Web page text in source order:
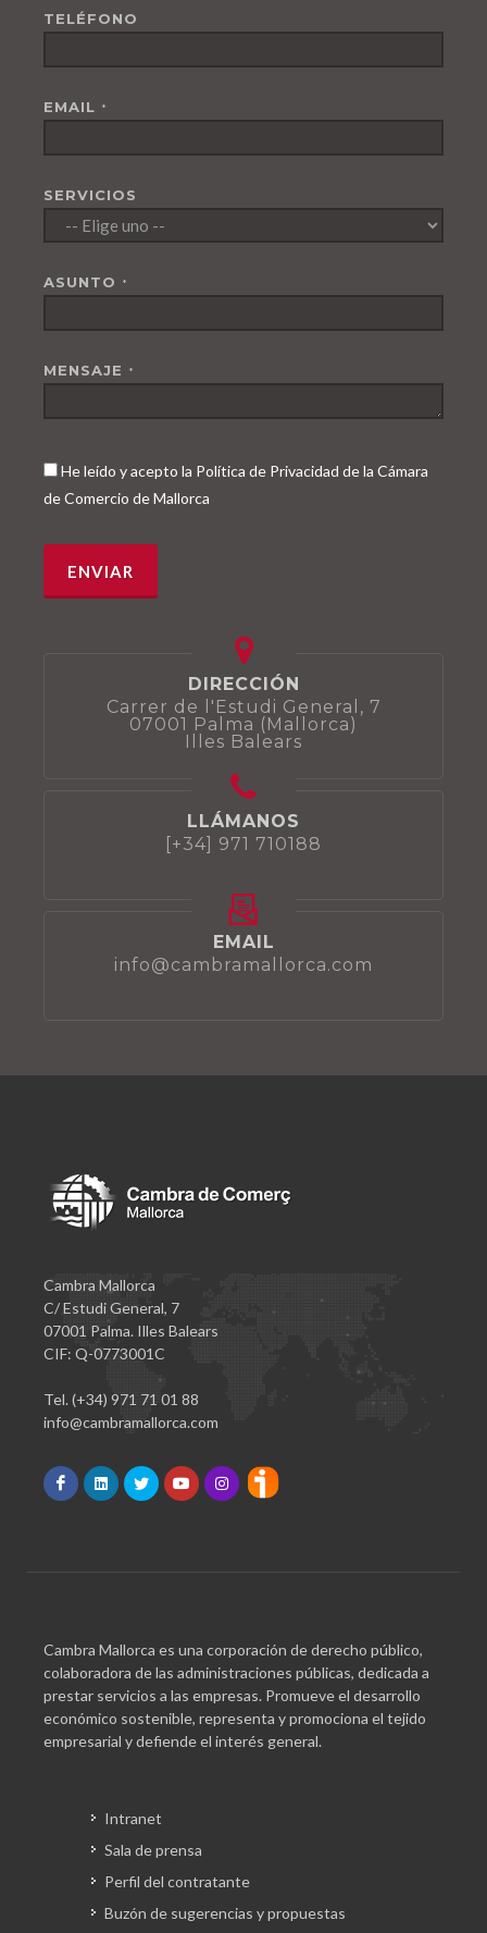
TELÉFONO
EMAIL *
SERVICIOS
ASUNTO *
MENSAJE *
He leído y acepto la Política de Privacidad de la Cámara
de Comercio de Mallorca
DIRECCIÓN
Carrer de l'Estudi General, 7
07001 Palma (Mallorca)
Illes Balears
LLÁMANOS
[+34] 971 710188
EMAIL
info@cambramallorca.com
Cambra Mallorca
C/ Estudi General, 7
07001 Palma. Illes Balears
CIF: Q-0773001C
Tel. (+34) 971 71 01 88
info@cambramallorca.com
Cambra Mallorca es una corporación de derecho público,
colaboradora de las administraciones públicas, dedicada a
prestar servicios a las empresas. Promueve el desarrollo
económico sostenible, representa y promociona el tejido
empresarial y defiende el interés general.
Intranet
Sala de prensa
Perfil del contratante
Buzón de sugerencias y propuestas